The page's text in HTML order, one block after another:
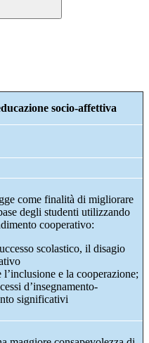
socio-affettiva
come finalità di migliorare
degli studenti utilizzando
cooperativo:
scolastico, il disagio
l’inclusione e la cooperazione;
d’insegnamento-
significativi